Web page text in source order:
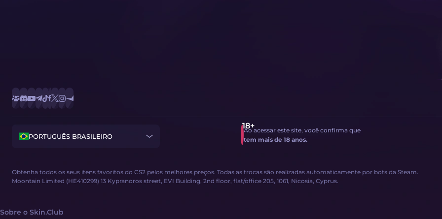
Obtenha todos os seus itens favoritos do CS2 pelos melhores preços. Todas as trocas são realizadas automaticamente por bots da Steam.
Moontain Limited (HE410299) 13 Kypranoros street, EVI Building, 2nd floor, flat/office 205, 1061, Nicosia, Cyprus.
PORTUGUÊS BRASILEIRO
Ao acessar este site, você confirma que
tem mais de 18 anos.
Sobre o Skin.Club